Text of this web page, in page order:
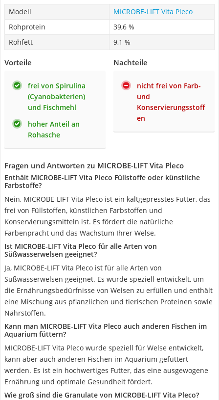
Modell
MICROBE-LIFT Vita Pleco
Rohprotein
39,6 %
Rohfett
9,1 %
Vorteile
frei von Spirulina
(Cyanobakterien)
und Fischmehl
hoher Anteil an
Rohasche
Nachteile
nicht frei von Farb-
und
Konservierungsstoff
en
Fragen und Antworten zu MICROBE-LIFT Vita Pleco
Enthält MICROBE-LIFT Vita Pleco Füllstoffe oder künstliche
Farbstoffe?
Nein, MICROBE-LIFT Vita Pleco ist ein kaltgepresstes Futter, das
frei von Füllstoffen, künstlichen Farbstoffen und
Konservierungsmitteln ist. Es fördert die natürliche
Farbenpracht und das Wachstum Ihrer Welse.
Ist MICROBE-LIFT Vita Pleco für alle Arten von
Süßwasserwelsen geeignet?
Ja, MICROBE-LIFT Vita Pleco ist für alle Arten von
Süßwasserwelsen geeignet. Es wurde speziell entwickelt, um
die Ernährungsbedürfnisse von Welsen zu erfüllen und enthält
eine Mischung aus pflanzlichen und tierischen Proteinen sowie
Nährstoffen.
Kann man MICROBE-LIFT Vita Pleco auch anderen Fischen im
Aquarium füttern?
MICROBE-LIFT Vita Pleco wurde speziell für Welse entwickelt,
kann aber auch anderen Fischen im Aquarium gefüttert
werden. Es ist ein hochwertiges Futter, das eine ausgewogene
Ernährung und optimale Gesundheit fördert.
Wie groß sind die Granulate von MICROBE-LIFT Vita Pleco?